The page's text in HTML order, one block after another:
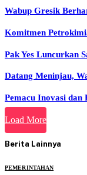
Wabup Gresik
Komitmen
Pak Yes Luncurkan
Datang Meninjau,
Pemacu Inovasi
Load More
Berita Lainnya
PEMERINTAHAN